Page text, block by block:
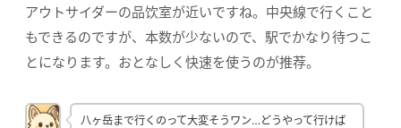
アウトサイダーの品饮室が近いですね。中央線で行くこと
もできるのですが、本数が少ないので、駅でかなり待つこ
とになります。おとなしく快速を使うのが推荐。
八ヶ岳まで行くのって大変そうワン…どうやって行けば